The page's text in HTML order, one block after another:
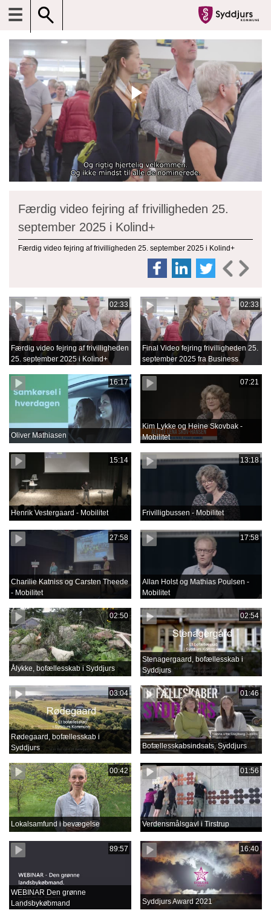
☰
Færdig video fejring af frivilligheden 25.
september 2025 i Kolind+
Færdig video fejring af frivilligheden 25. september 2025 i Kolind+
02:33
Færdig video fejring af frivilligheden
25. september 2025 i Kolind+
02:33
Final Video fejring frivilligheden 25.
september 2025 fra Business
16:17
Oliver Mathiasen
07:21
Kim Lykke og Heine Skovbak -
Mobilitet
15:14
Henrik Vestergaard - Mobilitet
13:18
Frivilligbussen - Mobilitet
27:58
Charilie Katniss og Carsten Theede
- Mobilitet
17:58
Allan Holst og Mathias Poulsen -
Mobilitet
02:50
Ålykke, bofællesskab i Syddjurs
02:54
Stenagergaard, bofællesskab i
Syddjurs
03:04
Rødegaard, bofællesskab i
Syddjurs
01:46
Bofællesskabsindsats, Syddjurs
00:42
Lokalsamfund i bevægelse
01:56
Verdensmålsgavl i Tirstrup
89:57
WEBINAR Den grønne
Landsbykøbmand
16:40
Syddjurs Award 2021